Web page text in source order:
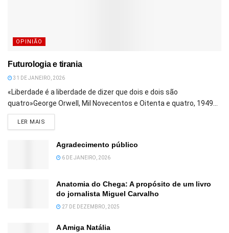
OPINIÃO
Futurologia e tirania
31 DE JANEIRO, 2026
«Liberdade é a liberdade de dizer que dois e dois são
quatro»George Orwell, Mil Novecentos e Oitenta e quatro, 1949...
LER MAIS
Agradecimento público
6 DE JANEIRO, 2026
Anatomia do Chega: A propósito de um livro
do jornalista Miguel Carvalho
27 DE DEZEMBRO, 2025
A Amiga Natália